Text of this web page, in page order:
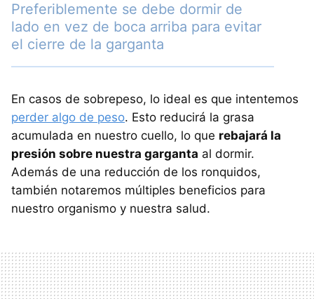
Preferiblemente se debe dormir de
lado en vez de boca arriba para evitar
el cierre de la garganta
En casos de sobrepeso, lo ideal es que intentemos
perder algo de peso. Esto reducirá la grasa
acumulada en nuestro cuello, lo que rebajará la
presión sobre nuestra garganta al dormir.
Además de una reducción de los ronquidos,
también notaremos múltiples beneficios para
nuestro organismo y nuestra salud.